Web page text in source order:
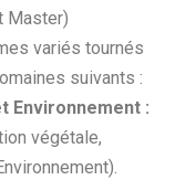
Master)
variés tournés
suivants :
Environnement :
végétale,